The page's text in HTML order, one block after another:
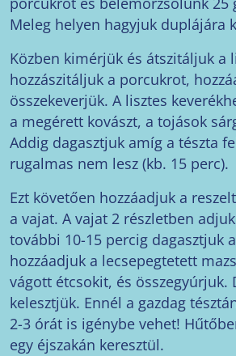
Meleg helyen hagyjuk duplájára
Közben kimérjük és átszitáljuk a
hozzászitáljuk a porcukrot,
összekeverjük. A lisztes
a megérett kovászt, a tojások
Addig dagasztjuk amíg a tészta
rugalmas nem lesz (kb. 15 perc).
Ezt követően hozzáadjuk a
a vajat. A vajat 2 részletben
további 10-15 percig dagasztjuk
hozzáadjuk a lecsepegtetett
vágott étcsokit, és összegyúrjuk.
kelesztjük. Ennél a gazdag
2-3 órát is igénybe vehet!
egy éjszakán keresztül.